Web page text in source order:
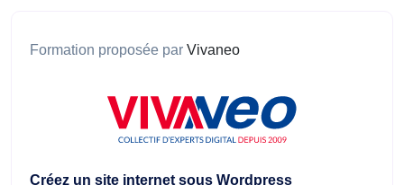
Formation proposée par Vivaneo
Créez un site internet sous Wordpress